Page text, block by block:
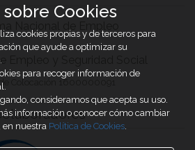
Colocación 1600000091
Cookies
cookies propias y de terceros para
que ayude a optimizar su
para recoger información de
consideramos que acepta su uso.
información o conocer cómo cambiar
en nuestra Política de Cookies.